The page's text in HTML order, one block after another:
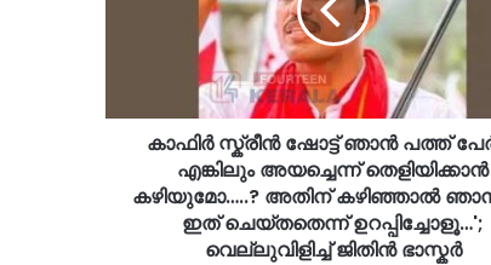
കാഫിർ സ്ക്രീൻ ഷോട്ട് ഞാൻ പത്ത്
എങ്കിലും അയച്ചെന്ന് തെളിയിക്കാൻ
കഴിയുമോ…..? അതിന് കഴിഞ്ഞാൽ
ഇത് ചെയ്തതെന്ന് ഉറപ്പിച്ചോളൂ…';
വെല്ലുവിളിച്ച് ജിതിൻ ഭാസ്കർ